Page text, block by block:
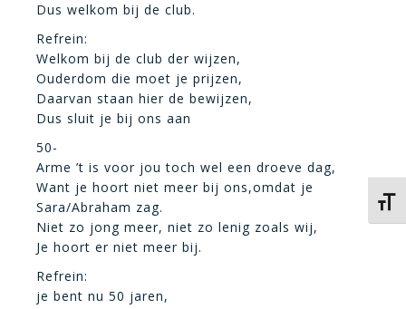
Dus welkom bij de club.
Refrein:
Welkom bij de club der wijzen,
Ouderdom die moet je prijzen,
Daarvan staan hier de bewijzen,
Dus sluit je bij ons aan
50-
Arme ’t is voor jou toch wel een droeve dag,
Want je hoort niet meer bij ons,omdat je
Sara/Abraham zag.
Niet zo jong meer, niet zo lenig zoals wij,
Je hoort er niet meer bij.
Refrein:
je bent nu 50 jaren,